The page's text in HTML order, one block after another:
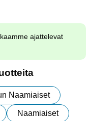
ajattelevat
Naamiaiset
Naamiaiset